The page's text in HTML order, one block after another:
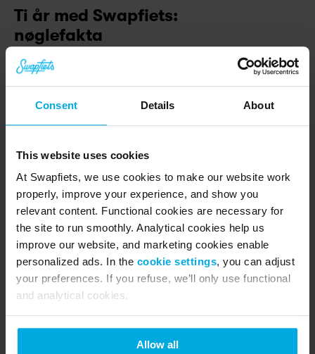
Consent Details About
This website uses cookies
At Swapfiets, we use cookies to make our website work
properly, improve your experience, and show you
relevant content. Functional cookies are necessary for
the site to run smoothly. Analytical cookies help us
improve our website, and marketing cookies enable
personalized ads. In the cookie settings, you can adjust
your preferences. If you refuse, we’ll only use functional
and analytical cookies.
Allow all
Ti år med Swapfiets:
nøglefakta
I Amsterdam er hver 13. cykel en Swapfiets.
Bag kulisserne arbejder Swapfiets hårdt på en
100 % cirkulær cykel. Swapfiets Deluxe 7 er i
øjeblikket 88 % cirkulær. Swapfiets arbejder
også mod klimaneutral drift.
For at skabe en 100 % cirkulær cykel innoverer
virksomheden inden for genbrug, reparation og
genanvendte eller biobaserede materialer.
Gennemsnitsalderen for alle Swapfiets-
medlemmer er 30 år, og det ældste medlem er 83
Swapfiets er vokset til en stor arbejdsgiver med